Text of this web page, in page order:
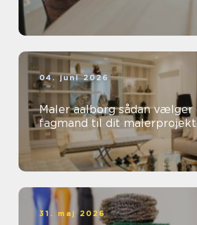
04. juni 2026
Maler aalborg sådan vælger du den rette
fagmand til dit malerprojekt
31. maj 2026